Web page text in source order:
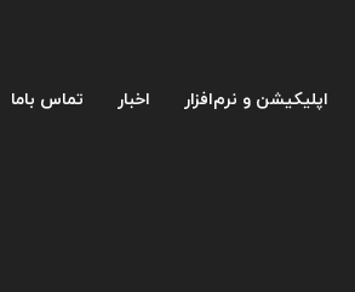
اپلیکیشن و نرم‌افزار اخبار تماس باما